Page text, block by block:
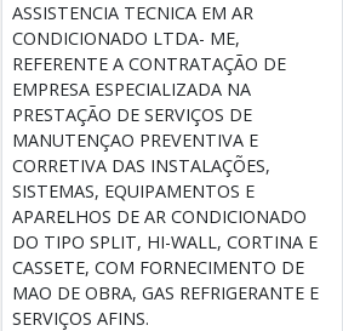
ASSISTENCIA TECNICA EM AR
CONDICIONADO LTDA- ME,
REFERENTE A CONTRATAÇÃO DE
EMPRESA ESPECIALIZADA NA
PRESTAÇÃO DE SERVIÇOS DE
MANUTENÇAO PREVENTIVA E
CORRETIVA DAS INSTALAÇÕES,
SISTEMAS, EQUIPAMENTOS E
APARELHOS DE AR CONDICIONADO
DO TIPO SPLIT, HI-WALL, CORTINA E
CASSETE, COM FORNECIMENTO DE
MAO DE OBRA, GAS REFRIGERANTE E
SERVIÇOS AFINS.